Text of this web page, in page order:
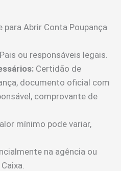
para Abrir Conta Poupança
Pais ou responsáveis legais.
Certidão de
documento oficial com
comprovante de
mínimo pode variar,
na agência ou